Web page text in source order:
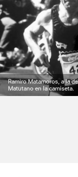
Ramiro Matamoros, a la
Matutano en la camiseta.